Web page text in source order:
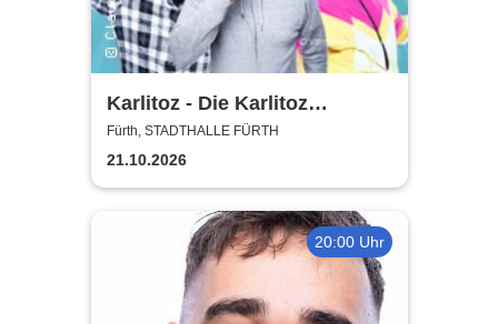
Karlitoz - Die Karlitoz
Supershow
Fürth, STADTHALLE FÜRTH
21.10.2026
20:00 Uhr